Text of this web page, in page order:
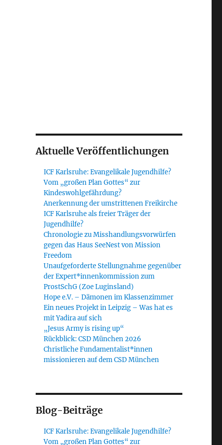
Aktuelle Veröffentlichungen
ICF Karlsruhe: Evangelikale Jugendhilfe?
Vom „großen Plan Gottes“ zur
Kindeswohlgefährdung?
Anerkennung der umstrittenen Freikirche
ICF Karlsruhe als freier Träger der
Jugendhilfe?
Chronologie zu Misshandlungsvorwürfen
gegen das Haus SeeNest von Mission
Freedom
Unaufgeforderte Stellungnahme gegenüber
der Expert*innenkommission zum
ProstSchG (Zoe Luginsland)
Hope e.V. – Dämonen im Klassenzimmer
Ein neues Projekt in Leipzig – Was hat es
mit Yadira auf sich
„Jesus Army is rising up“
Rückblick: CSD München 2026
Christliche Fundamentalist*innen
missionieren auf dem CSD München
Blog-Beiträge
ICF Karlsruhe: Evangelikale Jugendhilfe?
Vom „großen Plan Gottes“ zur